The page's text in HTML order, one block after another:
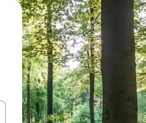
le haut et vers le bas pour les parcourir